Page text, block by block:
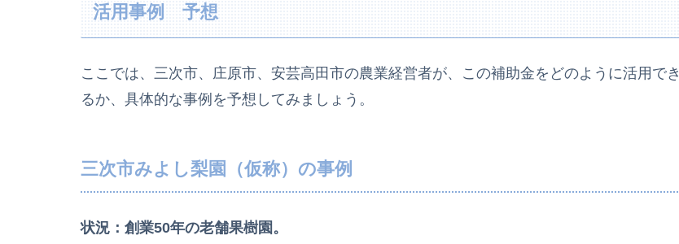
活用事例 予想
ここでは、三次市、庄原市、安芸高田市の農業経営者が、この補助金をどのように活用でき
るか、具体的な事例を予想してみましょう。
三次市みよし梨園（仮称）の事例
状況：創業50年の老舗果樹園。